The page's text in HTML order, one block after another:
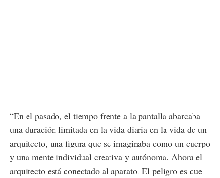
“En el pasado, el tiempo frente a la pantalla abarcaba
una duración limitada en la vida diaria en la vida de un
arquitecto, una figura que se imaginaba como un cuerpo
y una mente individual creativa y autónoma. Ahora el
arquitecto está conectado al aparato. El peligro es que